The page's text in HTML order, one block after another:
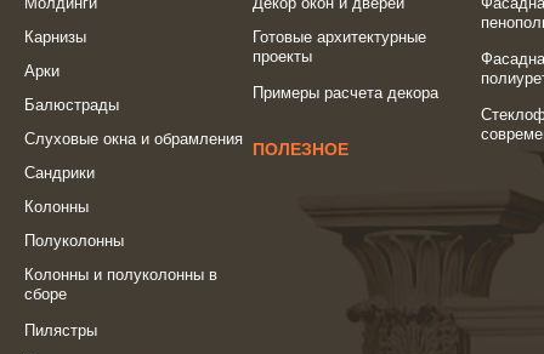
Карнизы
Арки
Балюстрады
Слуховые окна и обрамления
Сандрики
Колонны
Полуколонны
Колонны и полуколонны в
сборе
Пилястры
Готовые архитектурные
проекты
Примеры расчета декора
ПОЛЕЗНОЕ